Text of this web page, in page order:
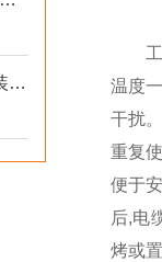
控制电缆ZR-DJFF46P经受50Hz铠装导体
工作
温度
干扰
重复
便于
后,电
烤或